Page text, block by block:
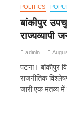
POLITICS
बांकीपुर
राज्यव्यापी
admin
पटना। बांकीपुर
राजनीतिक
जारी एक मंतव्य